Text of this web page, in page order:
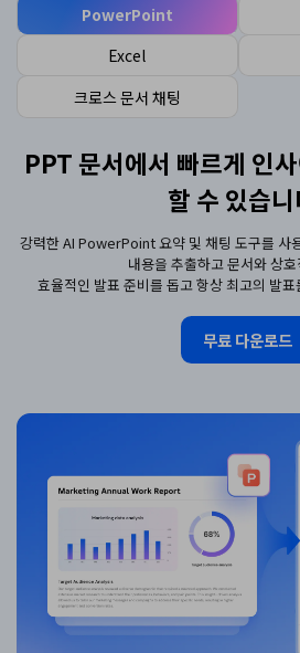
PowerPoint
Excel
크로스 문서 채팅
PPT 문서에서 빠르게 인
할 수 있습
강력한 AI PowerPoint 요약 및 채팅 도구를 사
내용을 추출하고 문서와 상
효율적인 발표 준비를 돕고 항상 최고의 발
무료 다운로드